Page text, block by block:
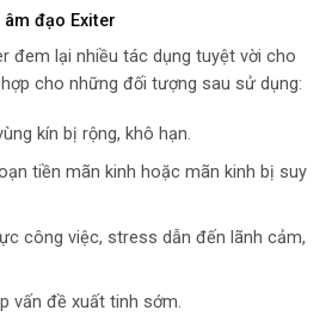
đạo Exiter
đem lại nhiều tác dụng tuyệt vời cho
cho những đối tượng sau sử dụng:
kín bị rộng, khô hạn.
tiền mãn kinh hoặc mãn kinh bị suy
công việc, stress dẫn đến lãnh cảm,
vấn đề xuất tinh sớm.